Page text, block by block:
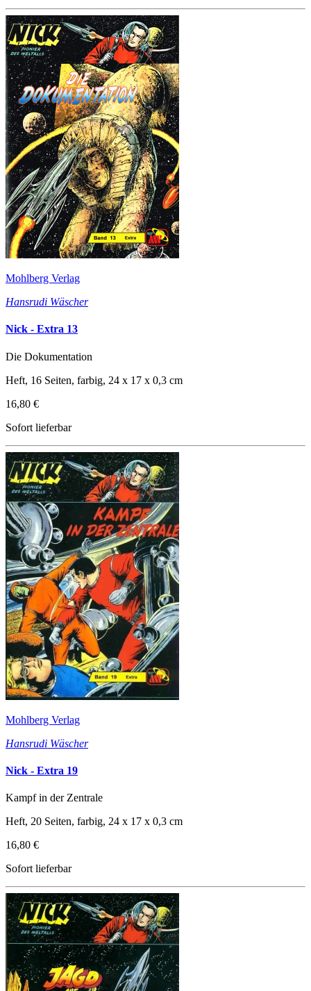
Mohlberg Verlag
Hansrudi Wäscher
Nick - Extra 13
Die Dokumentation
Heft, 16 Seiten, farbig, 24 x 17 x 0,3 cm
16,80 €
Sofort lieferbar
Mohlberg Verlag
Hansrudi Wäscher
Nick - Extra 19
Kampf in der Zentrale
Heft, 20 Seiten, farbig, 24 x 17 x 0,3 cm
16,80 €
Sofort lieferbar